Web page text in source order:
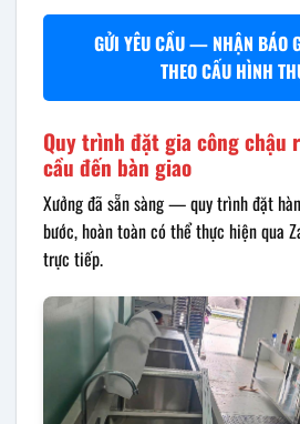
GỬI YÊU CẦU — NHẬN BÁO
THEO CẤU HÌNH
Quy trình đặt gia công chậu
cầu đến bàn giao
Xưởng đã sẵn sàng — quy trình đặt
bước, hoàn toàn có thể thực hiện qua
trực tiếp.